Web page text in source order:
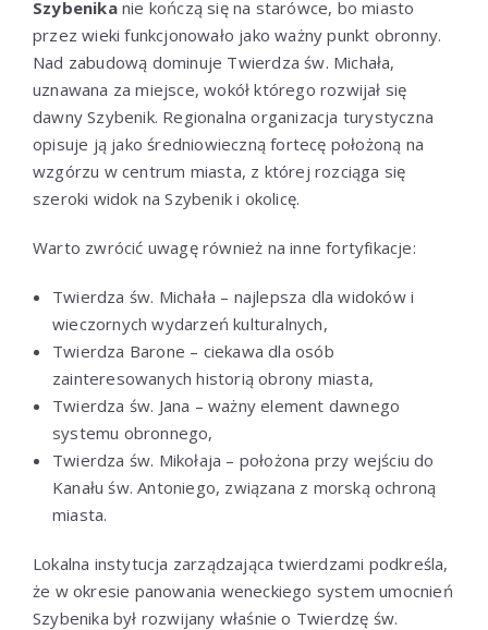
Szybenikanie kończą się na starówce, bo miasto
przez wieki funkcjonowało jako ważny punkt obronny.
Nad zabudową dominuje Twierdza św. Michała,
uznawana za miejsce, wokół którego rozwijał się
dawny Szybenik. Regionalna organizacja turystyczna
opisuje ją jako średniowieczną fortecę położoną na
wzgórzu w centrum miasta, z której rozciąga się
szeroki widok na Szybenik i okolicę.
Warto zwrócić uwagę również na inne fortyfikacje:
Twierdza św. Michała – najlepsza dla widoków i
wieczornych wydarzeń kulturalnych,
Twierdza Barone – ciekawa dla osób
zainteresowanych historią obrony miasta,
Twierdza św. Jana – ważny element dawnego
systemu obronnego,
Twierdza św. Mikołaja – położona przy wejściu do
Kanału św. Antoniego, związana z morską ochroną
miasta.
Lokalna instytucja zarządzająca twierdzami podkreśla,
że w okresie panowania weneckiego system umocnień
Szybenika był rozwijany właśnie o Twierdzę św.